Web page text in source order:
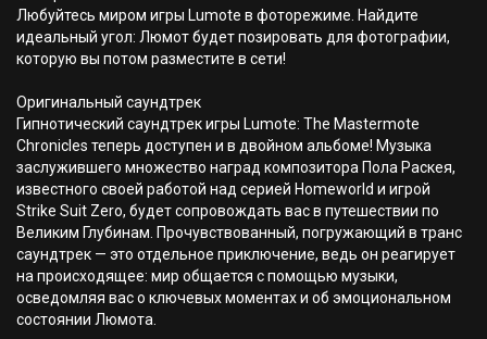
Любуйтесь миром игры Lumote в фоторежиме. Найдите
идеальный угол: Люмот будет позировать для фотографии,
которую вы потом разместите в сети!
Оригинальный саундтрек
Гипнотический саундтрек игры Lumote: The Mastermote
Chronicles теперь доступен и в двойном альбоме! Музыка
заслужившего множество наград композитора Пола Раскея,
известного своей работой над серией Homeworld и игрой
Strike Suit Zero, будет сопровождать вас в путешествии по
Великим Глубинам. Прочувствованный, погружающий в транс
саундтрек — это отдельное приключение, ведь он реагирует
на происходящее: мир общается с помощью музыки,
осведомляя вас о ключевых моментах и об эмоциональном
состоянии Люмота.